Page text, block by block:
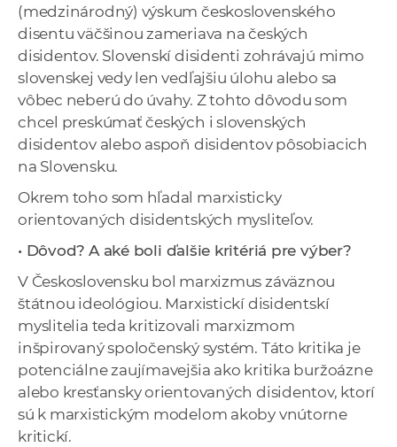
(medzinárodný) výskum československého
disentu väčšinou zameriava na českých
disidentov. Slovenskí disidenti zohrávajú mimo
slovenskej vedy len vedľajšiu úlohu alebo sa
vôbec neberú do úvahy. Z tohto dôvodu som
chcel preskúmať českých i slovenských
disidentov alebo aspoň disidentov pôsobiacich
na Slovensku.
Okrem toho som hľadal marxisticky
orientovaných disidentských mysliteľov.
• Dôvod? A aké boli ďalšie kritériá pre výber?
V Československu bol marxizmus záväznou
štátnou ideológiou. Marxistickí disidentskí
myslitelia teda kritizovali marxizmom
inšpirovaný spoločenský systém. Táto kritika je
potenciálne zaujímavejšia ako kritika buržoázne
alebo kresťansky orientovaných disidentov, ktorí
sú k marxistickým modelom akoby vnútorne
kritickí.